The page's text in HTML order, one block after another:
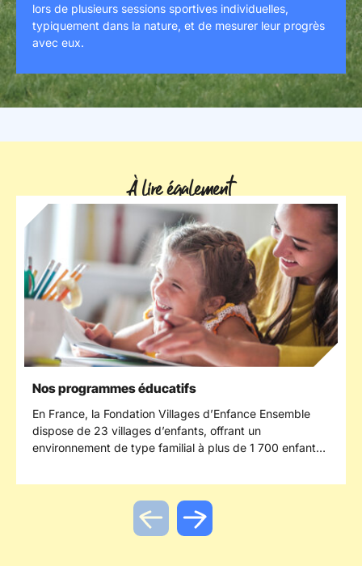
lors de plusieurs sessions sportives individuelles,
typiquement dans la nature, et de mesurer leur progrès
avec eux.
À lire également
Nos programmes éducatifs
En France, la Fondation Villages d’Enfance Ensemble
dispose de 23 villages d’enfants, offrant un
environnement de type familial à plus de 1 700 enfants
nous engageons à améliorer en continu
l’accompagnement que nous leur fournissons en
mettant en place des programmes qui soutiennent leur
développement personnel. Par le biais de l’expression,
Actualité précédente
Actualité suivante